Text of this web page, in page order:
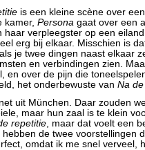
is een kleine scène over
kamer, Persona gaat over een
haar verpleegster op een
erg bij elkaar. Misschien is
je twee dingen naast elkaar
en verbindingen zien.
en over de pijn die
het onderbewuste van Na
uit München. Daar zouden
maar hun zaal is te klein
repetitie, maar dat voelt een
hebben de twee voorstellingen
omdat ik me snel verveel,